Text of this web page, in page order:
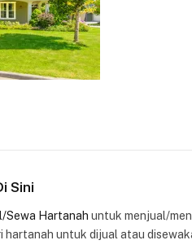
Sini
Sewa Hartanah untuk menjual/
hartanah untuk dijual atau